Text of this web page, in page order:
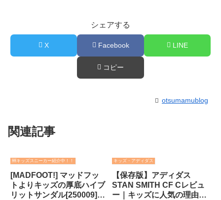
シェアする
X Facebook LINE
コピー
otsumamublog
関連記事
🆕キッズスニーカー紹介中！！
[MADFOOT!] マッドフッ
トよりキッズの厚底ハイブ
リットサンダル[250009]
キッズ・アディダス
【保存版】アディダス
STAN SMITH CF Cレビュ
ー｜キッズに人気の理由と